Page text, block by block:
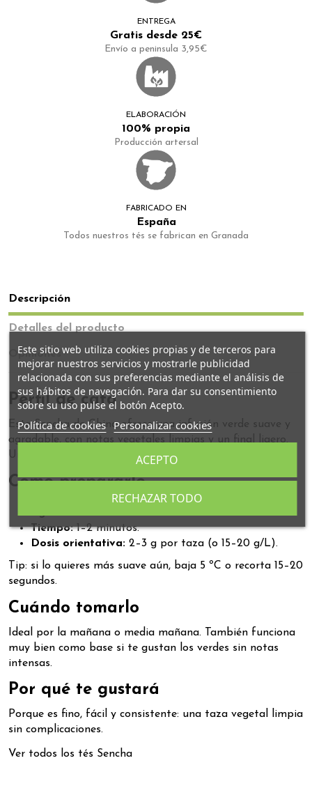
ENTREGA
Gratis desde 25€
Envío a peninsula 3,95€
ELABORACIÓN
100% propia
Producción artersal
FABRICADO EN
España
Todos nuestros tés se fabrican en Granada
Descripción
Detalles del producto
Opiniones
Perfil de cata
Este Sencha de China ofrece una infusión verde suave y
agradable, con notas vegetales limpias y un final ligero.
Un té muy “usable” para el día a día.
Cómo prepararlo
Agua:70–80 ºC.
Tiempo:1–2 minutos.
Dosis orientativa: 2–3 g por taza (o 15–20 g/L).
Tip: si lo quieres más suave aún, baja 5 ºC o recorta 15–20
segundos.
Cuándo tomarlo
Ideal por la mañana o media mañana. También funciona
muy bien como base si te gustan los verdes sin notas
intensas.
Por qué te gustará
Porque es fino, fácil y consistente: una taza vegetal limpia
sin complicaciones.
Ver todos los tés Sencha
Este sitio web utiliza cookies propias y de terceros para
mejorar nuestros servicios y mostrarle publicidad
relacionada con sus preferencias mediante el análisis de
sus hábitos de navegación. Para dar su consentimiento
sobre su uso pulse el botón Acepto.
Política de cookies Personalizar cookies
RECHAZAR TODO
ACEPTO